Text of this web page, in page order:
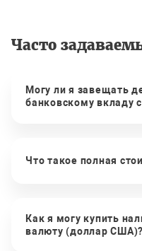
Часто
Могу ли я завещать
банковскому вкладу
Что такое полная
Как я могу купить
валюту (доллар США)?